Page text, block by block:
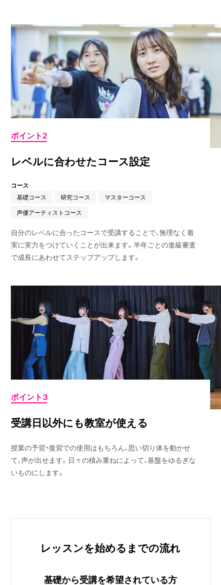
ポイント2
レベルに合わせたコース設定
コース
基礎コース
研究コース
マスターコース
声優アーティストコース
自分のレベルに合ったコースで受講することで、無理なく着
実に実力をつけていくことが出来ます。半年ごとの進級審査
で成長にあわせてステップアップします。
ポイント3
受講日以外にも教室が使える
授業の予習・復習での使用はもちろん、思い切り体を動かせ
て、声が出せます。日々の積み重ねによって、基盤をゆるぎな
いものにします。
レッスンを始めるまでの流れ
基礎から受講を希望されている方